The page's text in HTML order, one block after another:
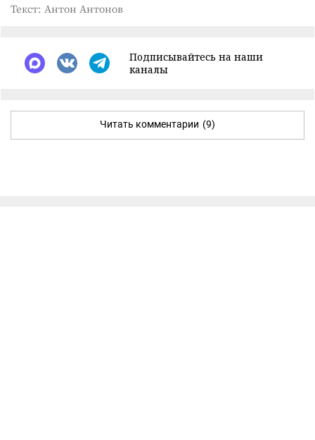
Текст: Антон Антонов
Подписывайтесь на наши
каналы
Читать комментарии (9)